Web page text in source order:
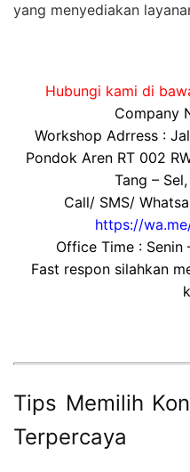
yang menyediakan
Hubungi kami di
Company
Workshop Adrress :
Pondok Aren RT 002
Tang –
Call/ SMS/
https://
Office Time : Senin
Fast respon silahkan
Tips Memilih
Terpercaya